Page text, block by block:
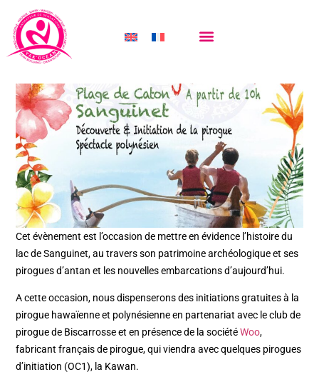
LA FÊTE DE LA PIROGUE
Cet évènement est l’occasion de mettre en évidence l’histoire du
lac de Sanguinet, au travers son patrimoine archéologique et ses
pirogues d’antan et les nouvelles embarcations d’aujourd’hui.
A cette occasion, nous dispenserons des initiations gratuites à la
pirogue hawaïenne et polynésienne en partenariat avec le club de
pirogue de Biscarrosse et en présence de la sociétéWoo,
fabricant français de pirogue, qui viendra avec quelques pirogues
d’initiation (OC1), la Kawan.